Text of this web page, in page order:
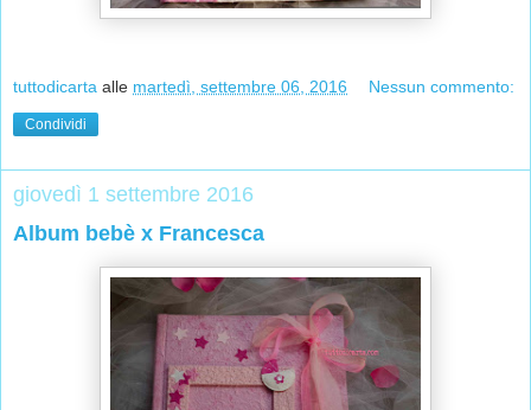
tuttodicarta alle martedì, settembre 06, 2016 Nessun commento:
Condividi
giovedì 1 settembre 2016
Album bebè x Francesca